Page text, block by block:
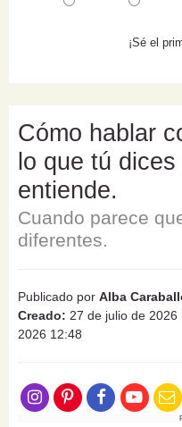
¡Sé el
Cómo hablar
lo que tú
entiende.
Cuando parece
diferentes.
Publicado por Alba
Creado: 27 de julio de 2026
2026 12:48